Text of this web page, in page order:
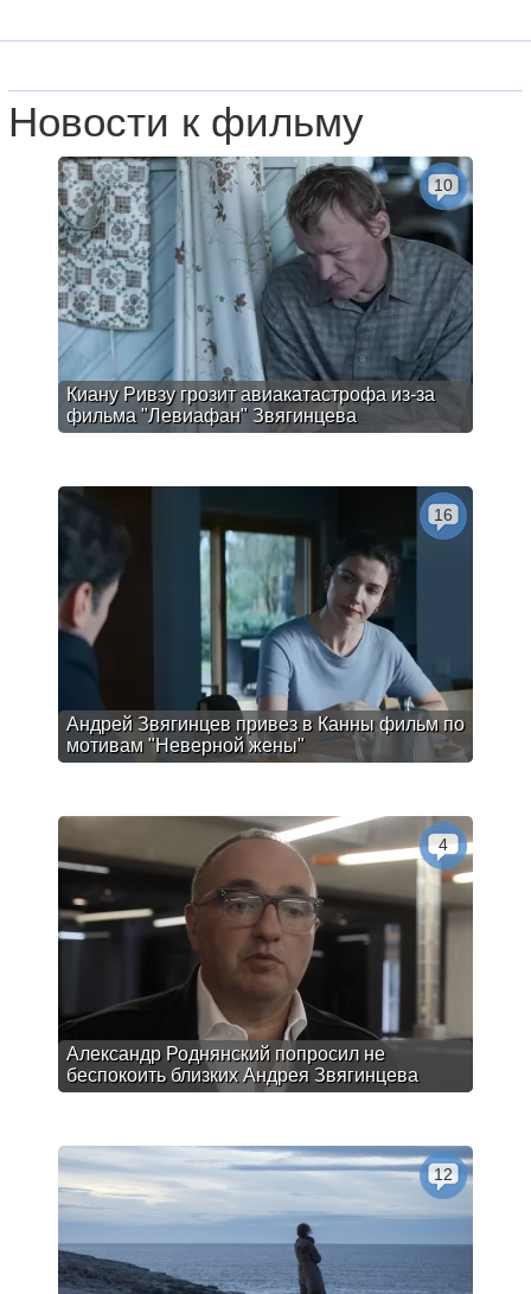
Новости к фильму
Киану Ривзу грозит авиакатастрофа из-за
фильма "Левиафан" Звягинцева
10
Андрей Звягинцев привез в Канны фильм по
мотивам "Неверной жены"
16
Александр Роднянский попросил не
беспокоить близких Андрея Звягинцева
4
12